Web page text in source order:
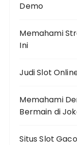
Demo
Memahami
Ini
Judi Slot
Memahami
Bermain di
Situs Slot